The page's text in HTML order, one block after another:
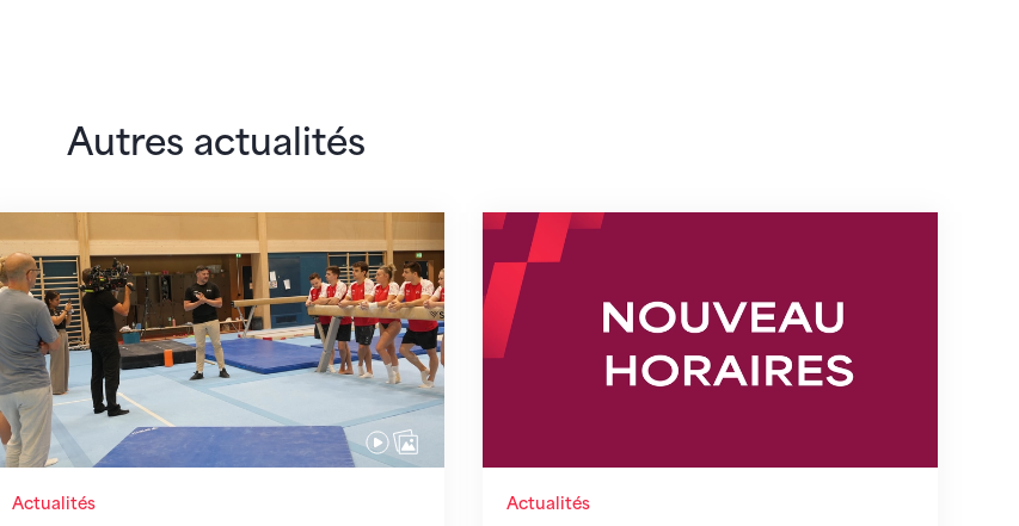
Autres actualités
Actualités
En route pour Zagreb avec des objectifs clairs
Actualités
Nouveaux horaires du secrétariat dès le 1er août